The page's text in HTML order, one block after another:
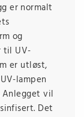
er normalt
og
til UV-
er utløst,
lampen
vil
Det